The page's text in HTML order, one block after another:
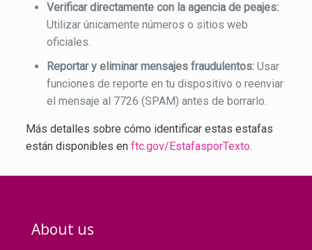
Verificar directamente con la agencia de peajes:
Utilizar únicamente números o sitios web
oficiales.
Reportar y eliminar mensajes fraudulentos:Usar
funciones de reporte en tu dispositivo o reenviar
el mensaje al 7726 (SPAM) antes de borrarlo.
Más detalles sobre cómo identificar estas estafas
están disponibles en ftc.gov/EstafasporTexto.
About us